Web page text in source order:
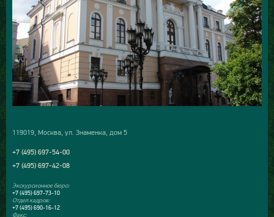
119019, Москва, ул. Знаменка, дом 5
+7 (495) 697-54-00
+7 (495) 697-42-08
Экскурсионное бюро:
+7 (495) 697-73-10
Отдел кадров:
+7 (495) 690-16-12
Факс: